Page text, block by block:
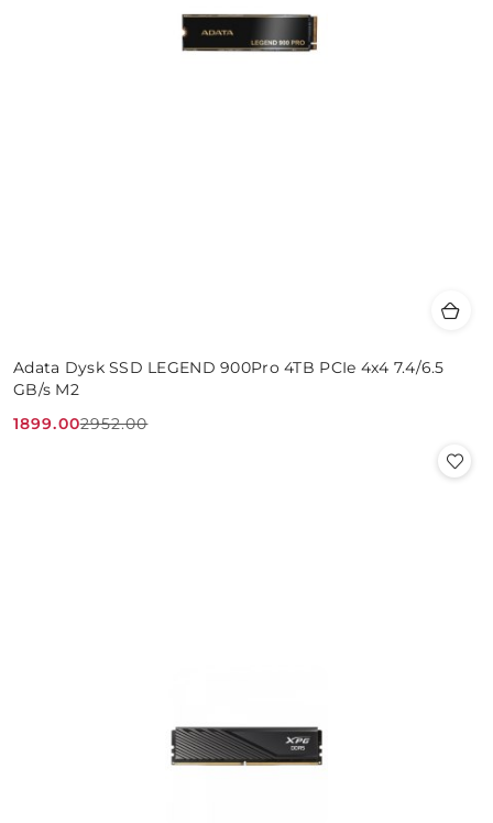
Adata Dysk SSD LEGEND 900Pro 4TB PCIe 4x4 7.4/6.5
GB/s M2
Cena
1899.00
Cena
2952.00